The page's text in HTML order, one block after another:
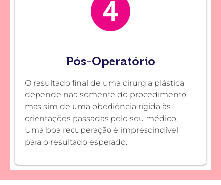
Pós-Operatório
O resultado final de uma cirurgia plástica
depende não somente do procedimento,
mas sim de uma obediência rígida às
orientações passadas pelo seu médico.
Uma boa recuperação é imprescindível
para o resultado esperado.